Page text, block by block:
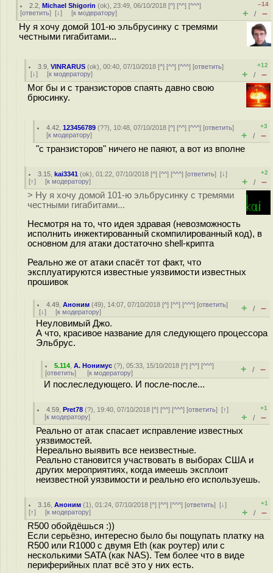
2.2 ,Michael Shigorin (ok), 23:49, 06/10/2018 [^] [^^] [^^^]
[ответить] [↓] [к модератору]
–14
+ / –
Ну я хочу домой 101-ю эльбрусинку с тремями
честными гигабитами...
3.9 ,VINRARUS (ok), 00:40, 07/10/2018 [^] [^^] [^^^] [ответить]
[↓] [к модератору]
+12
+ / –
Мог бы и с транзисторов спаять давно свою
брюсинку.
4.42 ,123456789 (??), 10:48, 07/10/2018 [^] [^^] [^^^] [ответить]
[к модератору]
+3
+ / –
"с транзисторов" ничего не паяют, а вот из вполне
3.15 ,kai3341 (ok), 01:22, 07/10/2018 [^] [^^] [^^^] [ответить][↓]
[↑] [к модератору]
+2
+ / –
> Ну я хочу домой 101-ю эльбрусинку с тремями
честными гигабитами...
Несмотря на то, что идея здравая (невозможность
исполнить инжектированный скомпилированный код), в
основном для атаки достаточно shell-крипта
Реально же от атаки спасёт тот факт, что
эксплуатируются известные уязвимости известных
прошивок
4.49 ,Аноним (49), 14:07, 07/10/2018 [^] [^^] [^^^] [ответить]
[↓] [к модератору] + / –
Неуловимый Джо.
А что, красивое название для следующего процессора
Эльбрус.
5.114 ,А. Нонимус (?), 05:33, 15/10/2018 [^] [^^] [^^^]
[ответить] [к модератору] + / –
И послеследующего. И после-после...
4.59 ,Pret78 (?), 19:40, 07/10/2018 [^] [^^] [^^^] [ответить][↑]
[к модератору]
+1
+ / –
Реально от атак спасает исправление известных
уязвимостей.
Нереально выявить все неизвестные.
Реально становится участвовать в выборах США и
других мероприятиях, когда имеешь эксплоит
неизвестной уязвимости и реально его используешь.
3.16 ,Аноним (1), 01:24, 07/10/2018 [^] [^^] [^^^] [ответить][↓]
[↑] [к модератору]
+1
+ / –
R500 обойдёшься :))
Eсли серьёзно, интересно было бы пощупать платку на
R500 или R1000 с двумя Eth (как роутер) или с
несколькими SATA (как NAS). Тем более что в виде
периферийных плат всё это у них есть.